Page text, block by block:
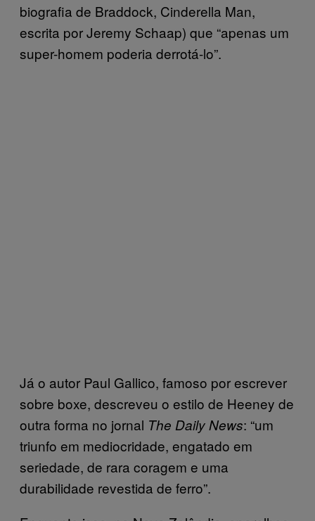
biografia de Braddock, Cinderella Man,
escrita por Jeremy Schaap) que “apenas um
super-homem poderia derrotá-lo”.
Já o autor Paul Gallico, famoso por escrever
sobre boxe, descreveu o estilo de Heeney de
outra forma no jornal The Daily News: “um
triunfo em mediocridade, engatado em
seriedade, de rara coragem e uma
durabilidade revestida de ferro”.